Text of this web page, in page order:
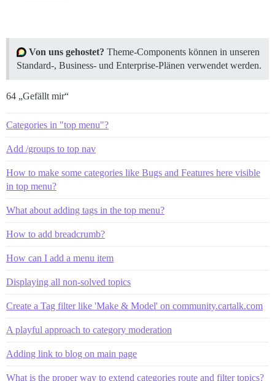
Von uns gehostet? Theme-Components können in unseren
Standard-, Business- und Enterprise-Plänen verwendet werden.
64 „Gefällt mir“
Categories in "top menu"?
Add /groups to top nav
How to make some categories like Bugs and Features here visible
in top menu?
What about adding tags in the top menu?
How to add breadcrumb?
How can I add a menu item
Displaying all non-solved topics
Create a Tag filter like 'Make & Model' on community.cartalk.com
A playful approach to category moderation
Adding link to blog on main page
What is the proper way to extend categories route and filter topics?